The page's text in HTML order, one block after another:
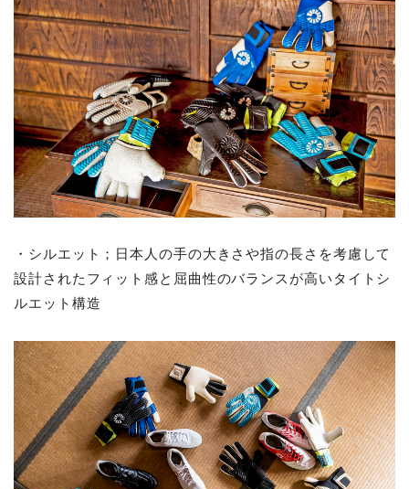
・シルエット；日本人の手の大きさや指の長さを考慮して
設計されたフィット感と屈曲性のバランスが高いタイトシ
ルエット構造